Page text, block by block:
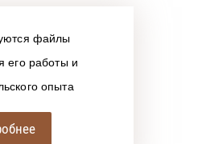
файлы
его работы и
опыта